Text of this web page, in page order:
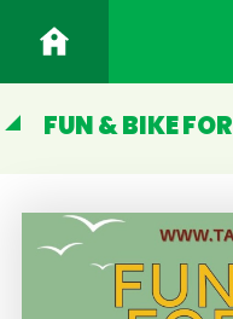
FUN & BIKE